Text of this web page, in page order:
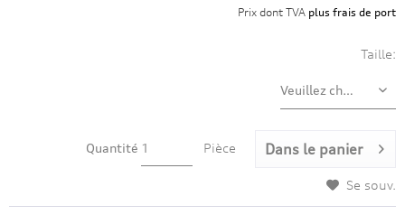
Prix dont TVA plus frais de port
Taille:
Quantité Pièce Dans le panier
Se souv.